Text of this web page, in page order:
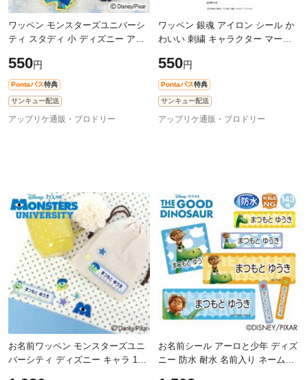
ワッペン モンスターズユニバーシ
ティ スタディ 小 ディズニー アイ
クター グッズ プレゼント 服
550円
Pontaパス特典
サンキュー配送
アップリケ通販・ブロドリー
ワッペン 銀魂 アイロン シール か
わいい 刺繍 キャラクター マーク
550円
Pontaパス特典
サンキュー配送
アップリケ通販・ブロドリー
お名前ワッペン モンスターズユニ
バーシティ ディズニー キャラ 1行
お名前シール アーロと少年 ディズ
ニー 防水 耐水 名前入り ネームシ